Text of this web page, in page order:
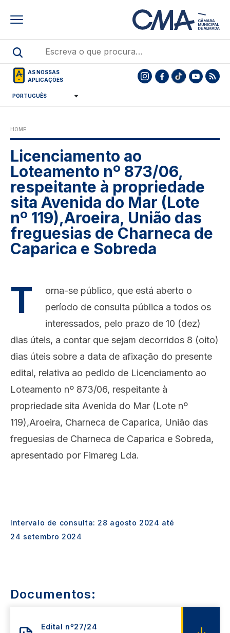
AS NOSSAS
APLICAÇÕES
HOME
Licenciamento ao
Loteamento nº 873/06,
respeitante à propriedade
sita Avenida do Mar (Lote
nº 119),Aroeira, União das
freguesias de Charneca de
Caparica e Sobreda
T
orna-se público, que está aberto o
período de consulta pública a todos os
interessados, pelo prazo de 10 (dez)
dias úteis, a contar que sejam decorridos 8 (oito)
dias úteis sobre a data de afixação do presente
edital, relativa ao pedido de Licenciamento ao
Loteamento nº 873/06, respeitante à
propriedade sita Avenida do Mar (Lote nº
119),Aroeira, Charneca de Caparica, União das
freguesias de Charneca de Caparica e Sobreda,
apresentado por Fimareg Lda.
Intervalo de consulta: 28 agosto 2024 até
24 setembro 2024
Documentos:
Edital nº27/24